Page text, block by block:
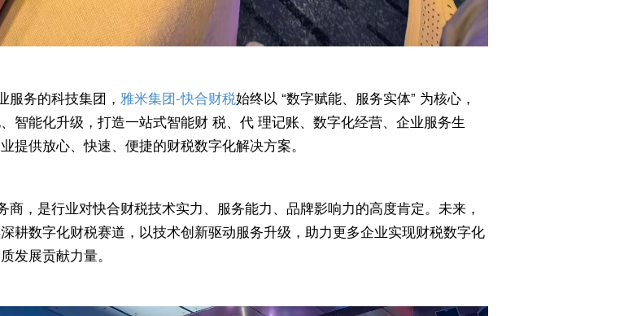
服务的科技集团， 雅米集团-快合财税始终以 “数字赋能、服务实体” 为核心，
智能化升级，打造一站式智能财 税、代 理记账、数字化经营、企业服务生
提供放心、快速、便捷的财税数字化解决方案。
商，是行业对快合财税技术实力、服务能力、品牌影响力的高度肯定。未来，
耕数字化财税赛道，以技术创新驱动服务升级，助力更多企业实现财税数字化
发展贡献力量。